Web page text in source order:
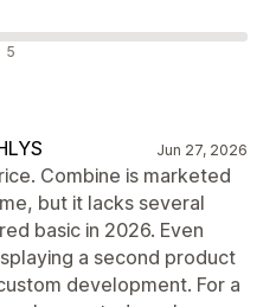
5
Jun 27, 2026
Combine is marketed
but it lacks several
basic in 2026. Even
a second product
development. For a